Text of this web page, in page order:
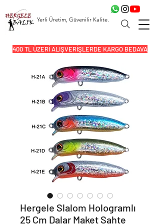
Yerli Üretim, Güvenilir Kalite.
400 TL ÜZERİ ALIŞVERİŞLERDE KARGO BEDAVA
Hergele Slalom Hologramlı
25 Cm Dalar Maket Sahte